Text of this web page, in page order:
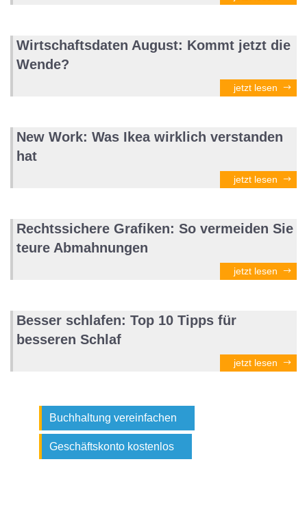
Wirtschaftsdaten August: Kommt jetzt die
Wende?
jetzt lesen
New Work: Was Ikea wirklich verstanden
hat
jetzt lesen
Rechtssichere Grafiken: So vermeiden Sie
teure Abmahnungen
jetzt lesen
Besser schlafen: Top 10 Tipps für
besseren Schlaf
jetzt lesen
Buchhaltung vereinfachen
Geschäftskonto kostenlos